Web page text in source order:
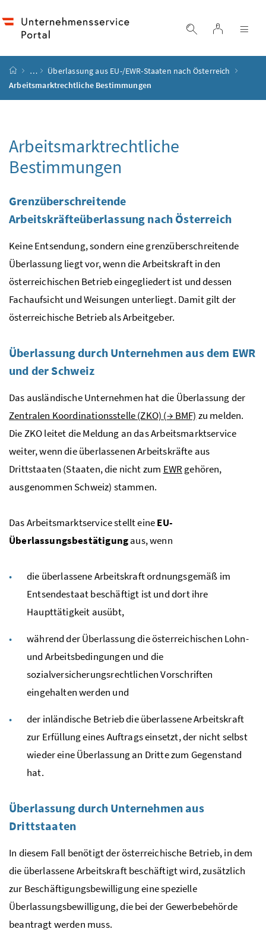
SucheLogin
Startseite
… Überlassung aus EU-/EWR-Staaten nach Österreich
Arbeitsmarktrechtliche Bestimmungen
Arbeitsmarktrechtliche
Bestimmungen
Grenzüberschreitende
Arbeitskräfteüberlassung nach Österreich
Keine Entsendung, sondern eine grenzüberschreitende
Überlassung liegt vor, wenn die Arbeitskraft in den
österreichischen Betrieb eingegliedert ist und dessen
Fachaufsicht und Weisungen unterliegt. Damit gilt der
österreichische Betrieb als Arbeitgeber.
Überlassung durch Unternehmen aus dem EWR
und der Schweiz
Das ausländische Unternehmen hat die Überlassung der
Zentralen Koordinationsstelle (ZKO) (→ BMF) zu melden.
DieZKOleitet die Meldung an das Arbeitsmarktservice
weiter, wenn die überlassenen Arbeitskräfte aus
Drittstaaten (Staaten, die nicht zum EWR gehören,
ausgenommen Schweiz) stammen.
Das Arbeitsmarktservice stellt eineEU-
Überlassungsbestätigungaus, wenn
die überlassene Arbeitskraft ordnungsgemäß im
Entsendestaat beschäftigt ist und dort ihre
Haupttätigkeit ausübt,
während der Überlassung die österreichischen Lohn-
und Arbeitsbedingungen und die
sozialversicherungsrechtlichen Vorschriften
eingehalten werden und
der inländische Betrieb die überlassene Arbeitskraft
zur Erfüllung eines Auftrags einsetzt, der nicht selbst
wieder eine Überlassung an Dritte zum Gegenstand
hat.
Überlassung durch Unternehmen aus
Drittstaaten
In diesem Fall benötigt der österreichische Betrieb, in dem
die überlassene Arbeitskraft beschäftigt wird, zusätzlich
zur Beschäftigungsbewilligung eine spezielle
Überlassungsbewilligung, die bei der Gewerbebehörde
beantragt werden muss.